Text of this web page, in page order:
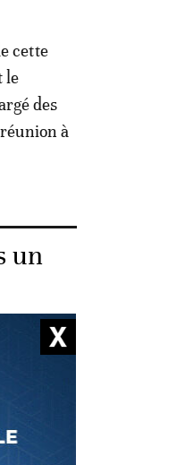
cette
le
des
à
un
«la